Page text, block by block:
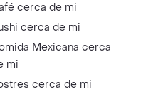
cerca de mi
cerca de mi
Mexicana cerca
mi
cerca de mi